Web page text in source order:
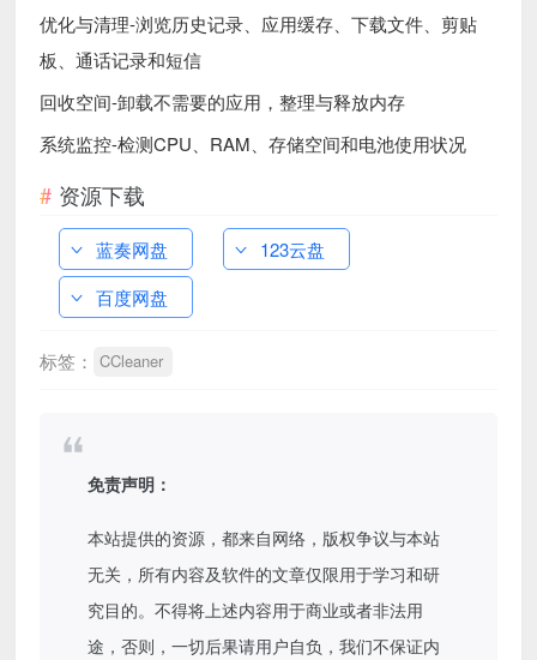
优化与清理-浏览历史记录、应用缓存、下载文件、剪贴
板、通话记录和短信
回收空间-卸载不需要的应用，整理与释放内存
系统监控-检测CPU、RAM、存储空间和电池使用状况
资源下载
蓝奏网盘
123云盘
百度网盘
标签： CCleaner
免责声明：
本站提供的资源，都来自网络，版权争议与本站
无关，所有内容及软件的文章仅限用于学习和研
究目的。不得将上述内容用于商业或者非法用
途，否则，一切后果请用户自负，我们不保证内